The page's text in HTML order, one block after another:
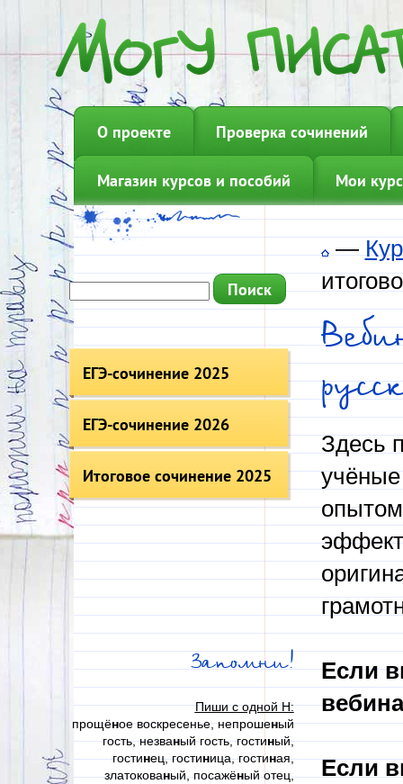
О проекте Проверка сочинений
Магазин курсов и пособий Мои
ЕГЭ-сочинение 2025
ЕГЭ-сочинение 2026
Итоговое сочинение 2025
Запомни!
Пиши с одной Н:
прощёное воскресенье, непрошеный
гость, незваный гость, гостиный,
гостинец, гостиница, гостиная,
златокованый, посажёный отец,
—
Здесь
учёные
Если
Если